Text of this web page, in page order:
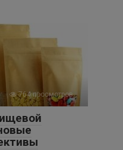
764 просмотров